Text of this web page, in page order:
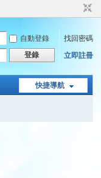
自動登錄
找回密碼
登錄 立即註冊
快捷導航